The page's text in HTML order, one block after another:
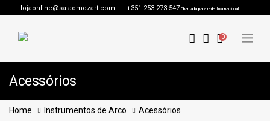
lojaonline@salaomozart.com +351 253 273 547 Chamada para rede fixa nacional
0
Acessórios
Home Instrumentos de Arco Acessórios